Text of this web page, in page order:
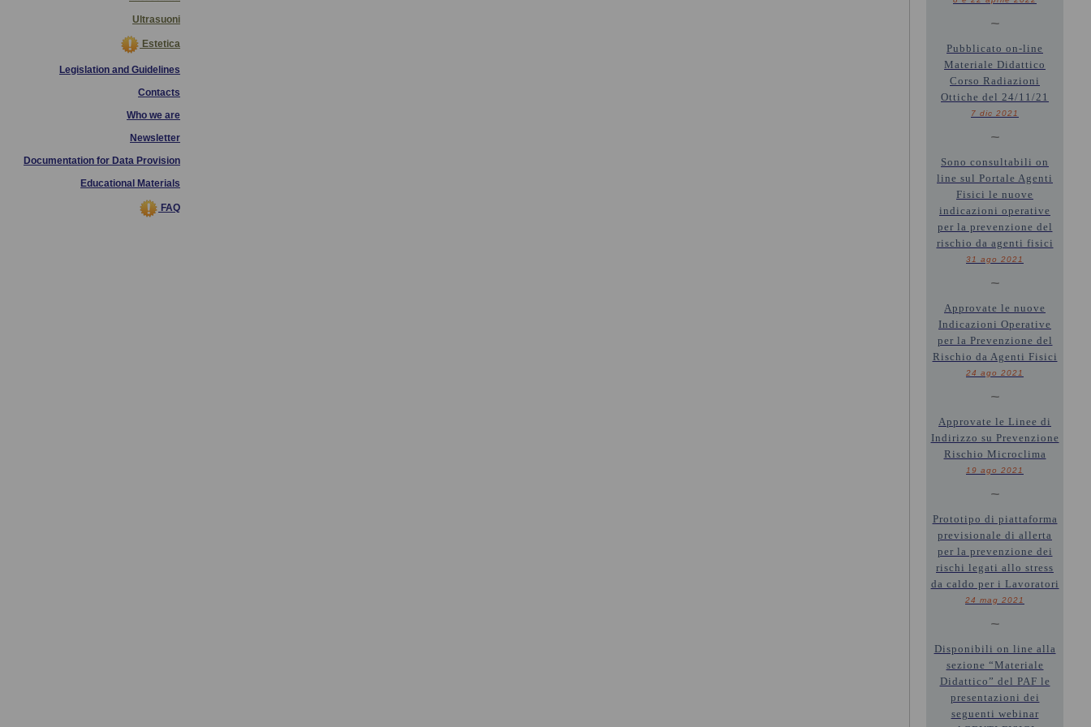
Ultrasuoni
Estetica
Legislation and Guidelines
Contacts
Who we are
Newsletter
Documentation for Data Provision
Educational Materials
FAQ
~
Pubblicato on-line
Materiale Didattico
Corso Radiazioni
Ottiche del 24/11/21
7 dic 2021
~
Sono consultabili on
line sul Portale Agenti
Fisici le nuove
indicazioni operative
per la prevenzione del
rischio da agenti fisici
31 ago 2021
~
Approvate le nuove
Indicazioni Operative
per la Prevenzione del
Rischio da Agenti Fisici
24 ago 2021
~
Approvate le Linee di
Indirizzo su Prevenzione
Rischio Microclima
19 ago 2021
~
Prototipo di piattaforma
previsionale di allerta
per la prevenzione dei
rischi legati allo stress
da caldo per i Lavoratori
24 mag 2021
~
Disponibili on line alla
sezione “Materiale
Didattico” del PAF le
presentazioni dei
seguenti webinar